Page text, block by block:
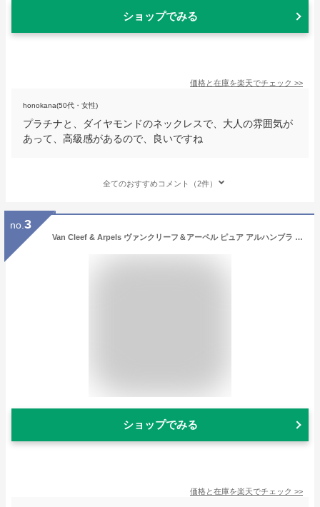
ショップでみる
価格と在庫を楽天でチェック >>
honokana(50代・女性)
プラチナと、ダイヤモンドのネックレスで、大人の雰囲気が
あって、高級感があるので、良いですね
全てのおすすめコメント（2件）
no. 3
Van Cleef & Arpels ヴァンクリーフ＆アーペル ピュア アルハンブラ マザーオブパール/K18 イエローゴールド ゴールド金具 ネックレス 新品未使用(Van Cleef & Arpels pure Alhambra Mother of Pearl/K18YG Gold HW necklace[EXCELLENT][Authentic])【あす楽対応】#よちか
ショップでみる
価格と在庫を楽天でチェック >>